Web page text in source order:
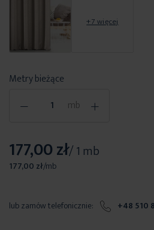
+7 więcej
Metry bieżące
- mb +
177,00 zł/ 1 mb
177,00 zł/mb
lub zamów telefonicznie: +48 510